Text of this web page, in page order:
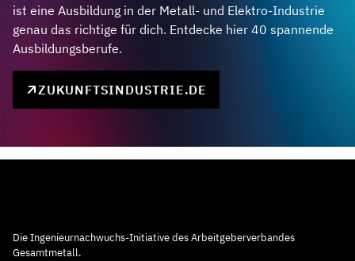
ist eine Ausbildung in der Metall- und Elektro-Industrie
genau das richtige für dich. Entdecke hier 40 spannende
Ausbildungsberufe.
ZUKUNFTSINDUSTRIE.DE
Die Ingenieurnachwuchs-Initiative des Arbeitgeberverbandes
Gesamtmetall.